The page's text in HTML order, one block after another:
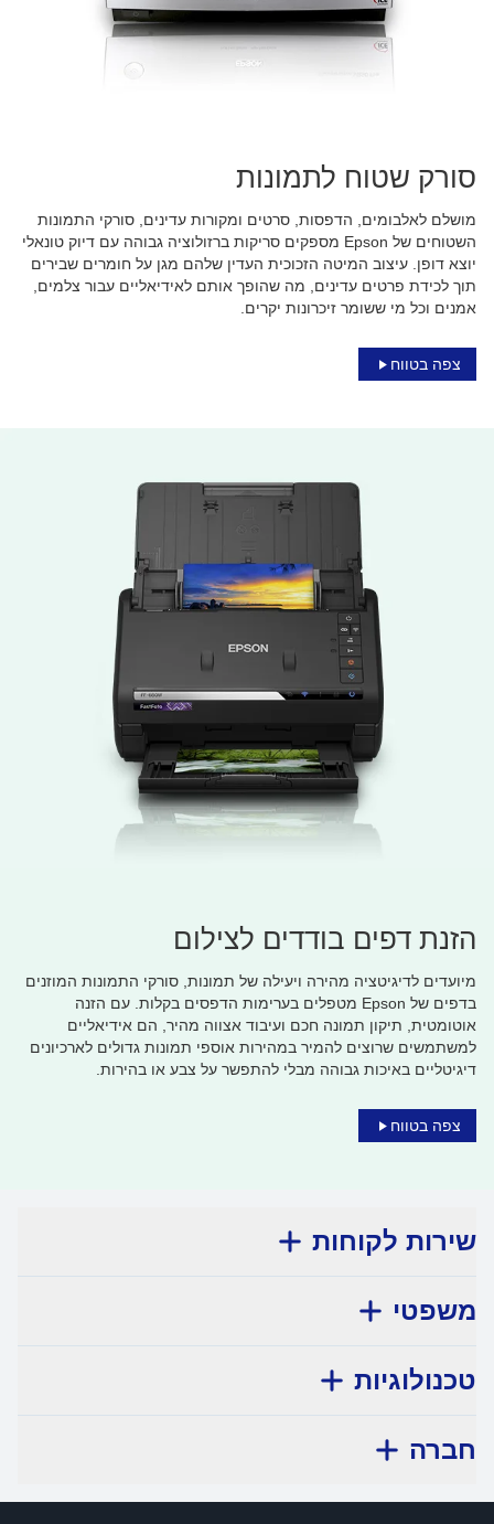
סורק שטוח לתמונות
מושלם לאלבומים, הדפסות, סרטים ומקורות עדינים, סורקי התמונות
השטוחים של Epson מספקים סריקות ברזולוציה גבוהה עם דיוק טונאלי
יוצא דופן. עיצוב המיטה הזכוכית העדין שלהם מגן על חומרים שבירים
תוך לכידת פרטים עדינים, מה שהופך אותם לאידיאליים עבור צלמים,
אמנים וכל מי ששומר זיכרונות יקרים.
צפה בטווח
הזנת דפים בודדים לצילום
מיועדים לדיגיטציה מהירה ויעילה של תמונות, סורקי התמונות המוזנים
בדפים של Epson מטפלים בערימות הדפסים בקלות. עם הזנה
אוטומטית, תיקון תמונה חכם ועיבוד אצווה מהיר, הם אידיאליים
למשתמשים שרוצים להמיר במהירות אוספי תמונות גדולים לארכיונים
דיגיטליים באיכות גבוהה מבלי להתפשר על צבע או בהירות.
צפה בטווח
שירות לקוחות
משפטי
טכנולוגיות
חברה